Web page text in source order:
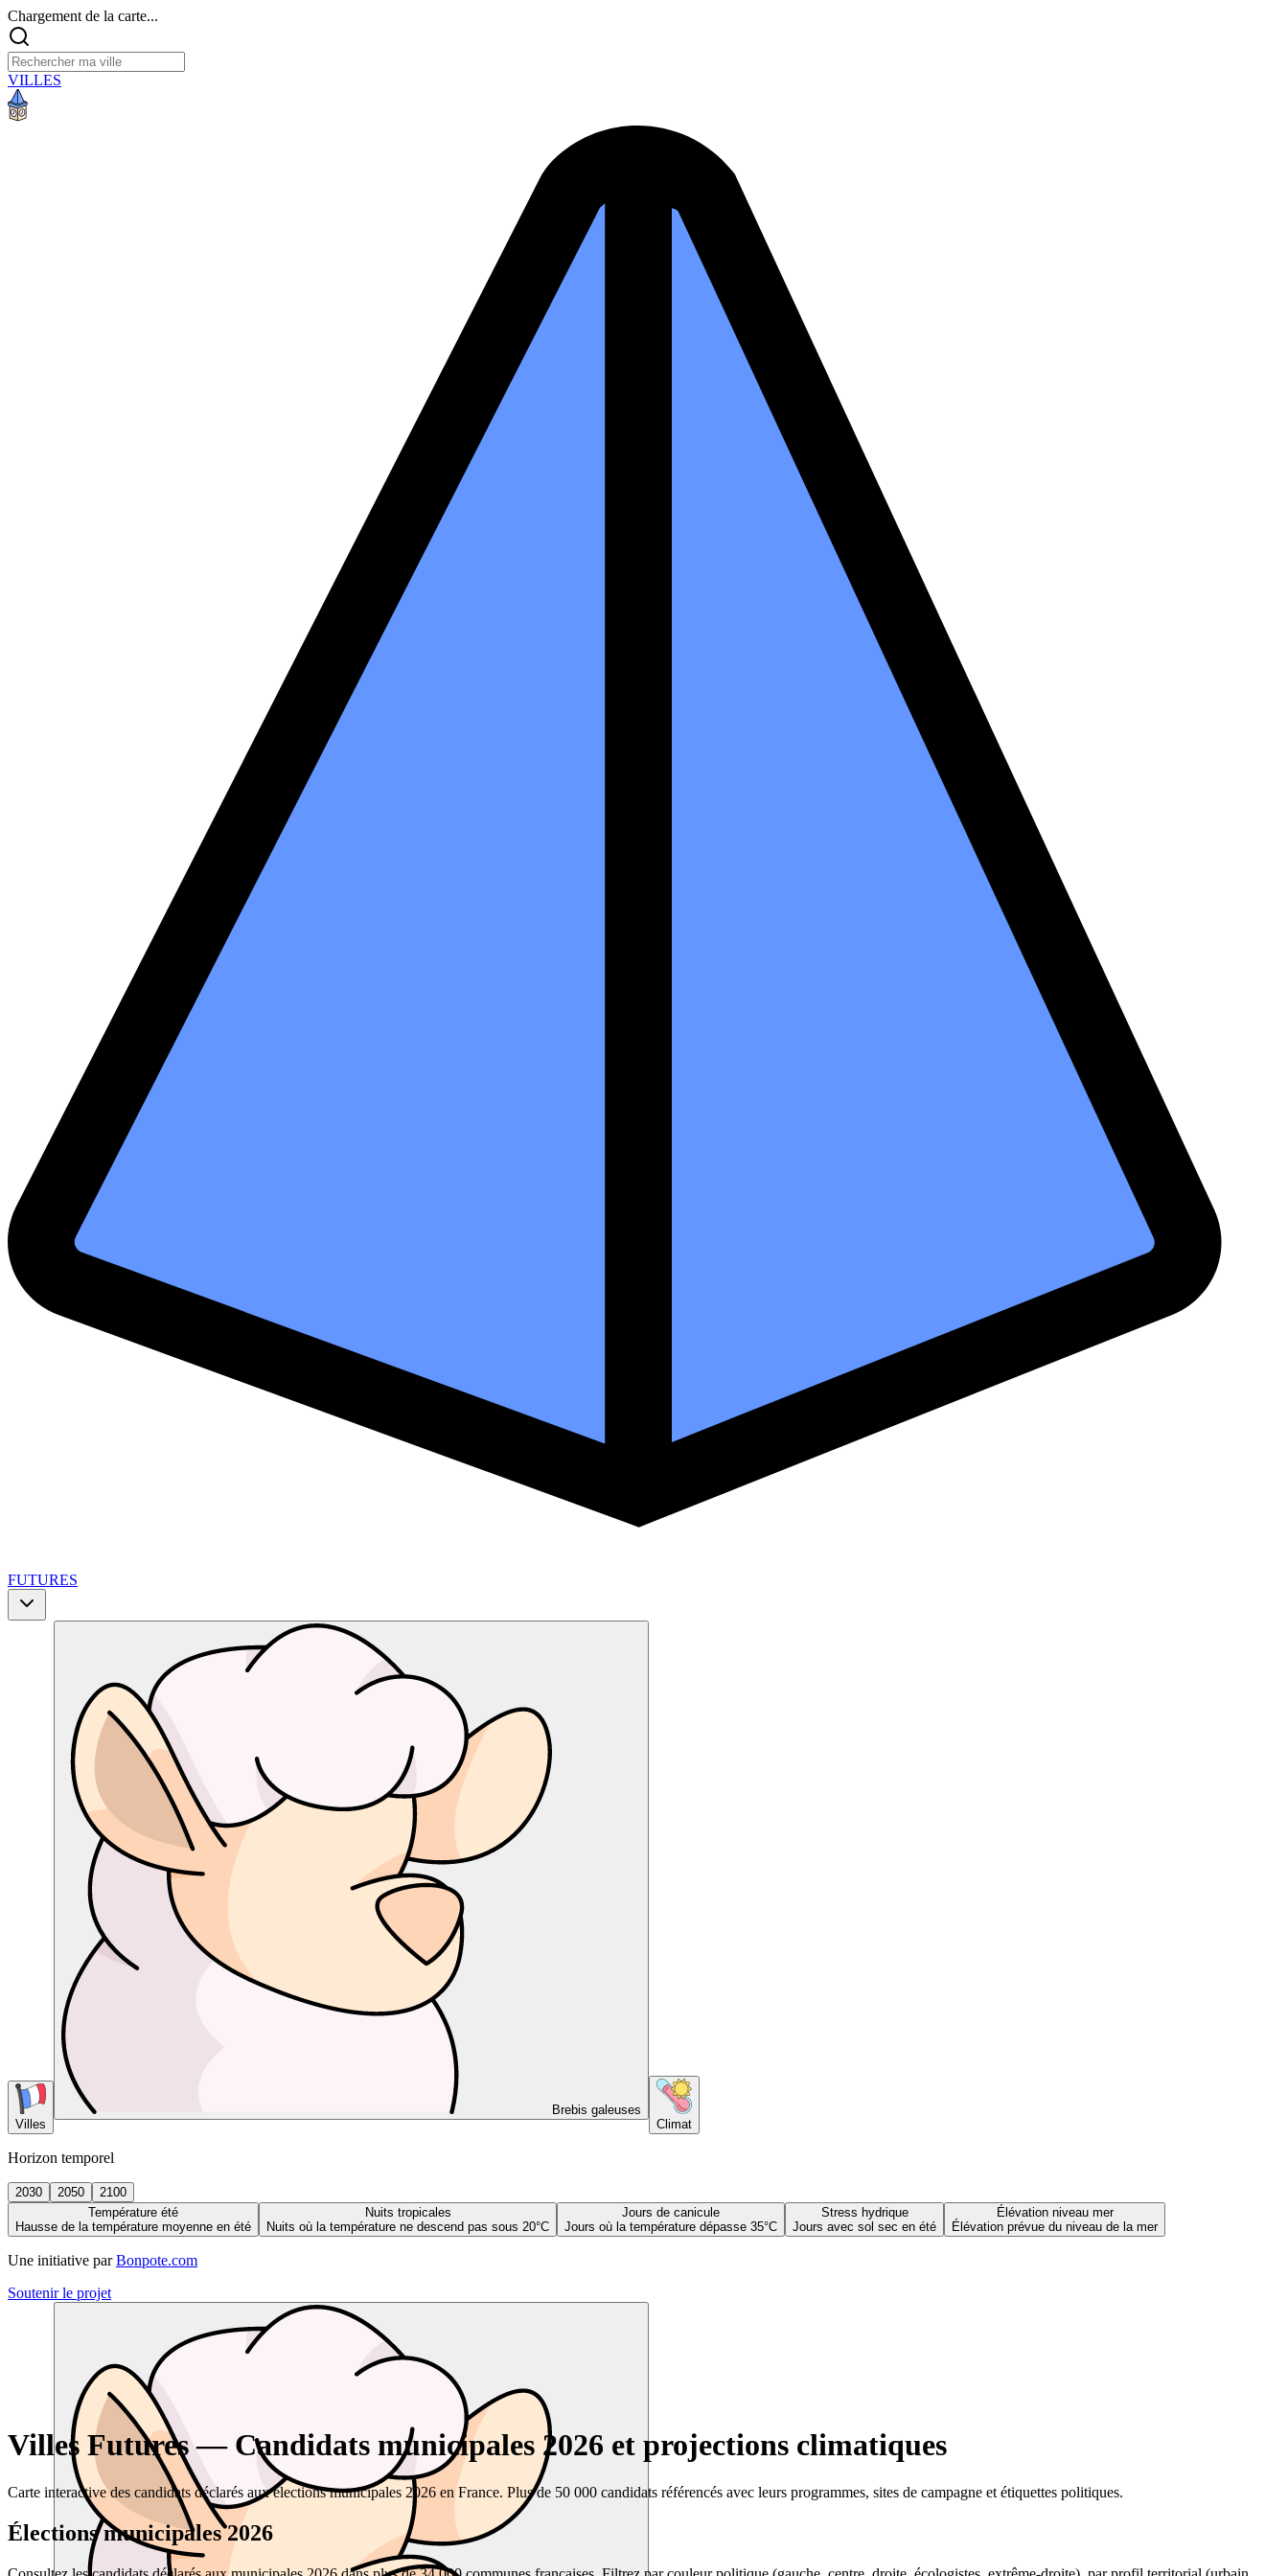
Chargement de la carte...
VILLES
FUTURES
Villes
Brebis galeuses
Climat
Horizon temporel
2030 2050
2100
Température été
Hausse de la température moyenne en été
Nuits tropicales
Nuits où la température ne descend pas sous 20°C
Jours de canicule
Jours où la température dépasse 35°C
Stress hydrique
Jours avec sol sec en été
Élévation niveau mer
Élévation prévue du niveau de la mer
Une initiative par Bonpote.com
Soutenir le projet
Villes Futures — Candidats municipales 2026 et projections climatiques
Carte interactive des candidats déclarés aux élections municipales 2026 en France. Plus de 50 000 candidats référencés avec leurs programmes, sites de campagne et étiquettes politiques.
Élections municipales 2026